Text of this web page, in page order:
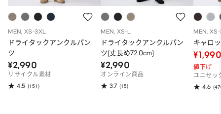
MEN, XS-3XL
ドライタックアンクルパン
ツ
¥2,990
リサイクル素材
4.5 (151)
MEN, XS-L
ドライタックアンクルパン
ツ(丈長め72.0cm)
¥2,990
オンライン商品
3.7 (15)
MEN,
キャロ
値下げ
ユニセッ
4.6